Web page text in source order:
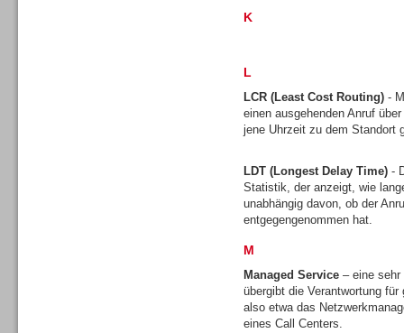
K
L
LCR (Least Cost Routing) -
einen ausgehenden Anruf
jene Uhrzeit zu dem Standort
LDT (Longest Delay Time) -
Statistik, der anzeigt, wie
unabhängig davon, ob der
entgegengenommen hat.
M
Managed Service – eine sehr
übergibt die Verantwortung
also etwa das
eines Call Centers.